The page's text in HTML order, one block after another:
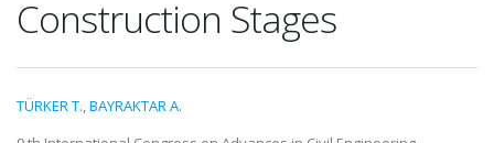
Construction Stages
TÜRKER T.,BAYRAKTAR A.